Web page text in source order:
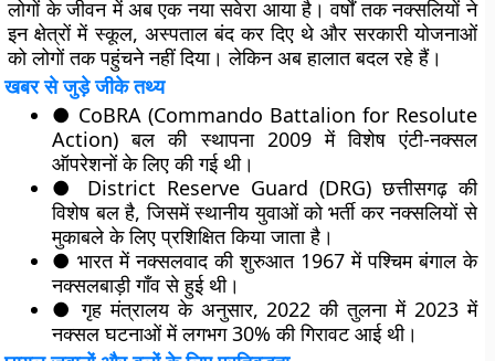
लोगों के जीवन में अब एक नया सवेरा आया है। वर्षों तक नक्सलियों ने
इन क्षेत्रों मेंस्कूल, अस्पताल बंदकर दिए थे औरसरकारी योजनाओं
को लोगों तक पहुंचने नहीं दिया। लेकिन अब हालात बदल रहे हैं।
खबर से जुड़े जीके तथ्य
● CoBRA (Commando Battalion for Resolute
Action) बल की स्थापना 2009 में विशेष एंटी-नक्सल
ऑपरेशनों के लिए की गई थी।
● District Reserve Guard (DRG)छत्तीसगढ़ की
विशेष बल है, जिसमें स्थानीय युवाओं को भर्ती कर नक्सलियों से
मुकाबले के लिए प्रशिक्षित किया जाता है।
● भारत में नक्सलवाद की शुरुआत 1967 में पश्चिम बंगाल के
नक्सलबाड़ीगाँव से हुई थी।
● गृह मंत्रालय के अनुसार,2022 की तुलना में 2023 में
नक्सल घटनाओं में लगभग 30% की गिरावटआई थी।